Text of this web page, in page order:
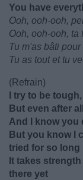
You have
Ooh, ooh-ooh,
Ooh, ooh-ooh, ta
Tu m'as bâti
Tu as tout et tu
(Refrain)
I try to be
But even after
And I know you
But you know I
tried for so long
It takes
there yet